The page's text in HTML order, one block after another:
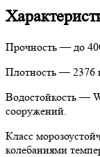
Прочность— до
Плотность— 2376
Водостойкость—
сооружений.
Класс
колебаниями